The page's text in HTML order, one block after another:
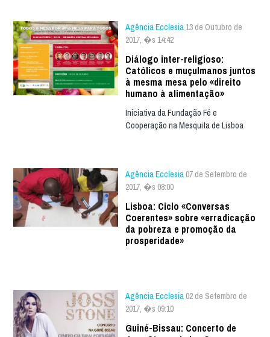
Agência Ecclesia 13 de Outubro de
2017, �s 14:42
Diálogo inter-religioso:
Católicos e muçulmanos juntos
à mesma mesa pelo «direito
humano à alimentação»
Iniciativa da Fundação Fé e
Cooperação na Mesquita de Lisboa
Agência Ecclesia 07 de Setembro de
2017, �s 08:00
Lisboa: Ciclo «Conversas
Coerentes» sobre «erradicação
da pobreza e promoção da
prosperidade»
Agência Ecclesia 02 de Setembro de
2017, �s 09:10
Guiné-Bissau: Concerto de